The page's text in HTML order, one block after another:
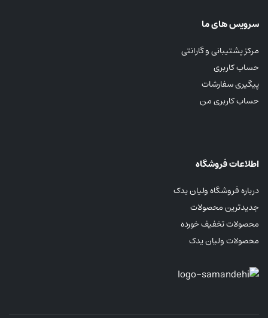
سرویس های ما
مرکز پشتیبانی و گارانتی
حساب کاربری
پیگیری سفارشات
حساب کاربری من
اطلاعات فروشگاه
درباره فروشگاه ولیان یدک
جدیدترین محصولات
محصولات تخفیف خورده
محصولات ولیان یدک